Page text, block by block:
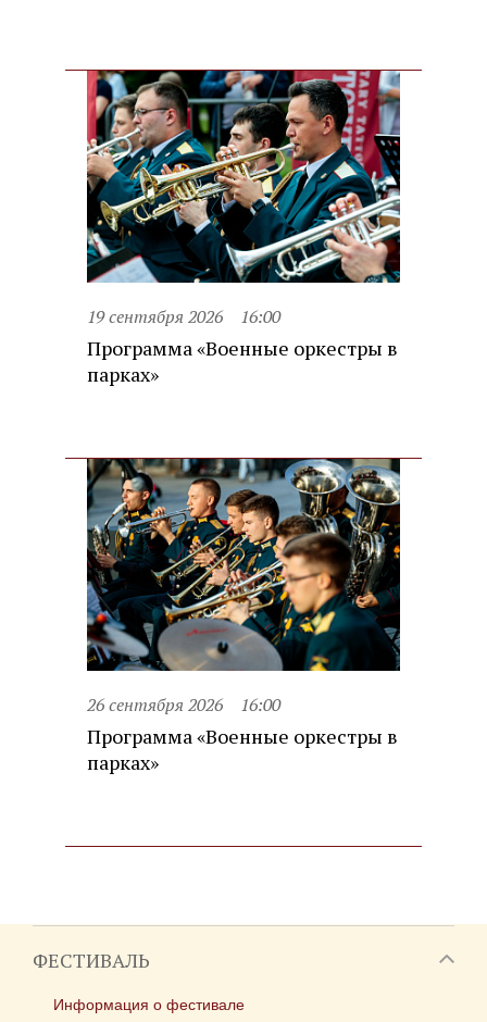
19 сентября 2026 16:00
Программа «Военные оркестры в
парках»
26 сентября 2026 16:00
Программа «Военные оркестры в
парках»
ФЕСТИВАЛЬ
Информация о фестивале